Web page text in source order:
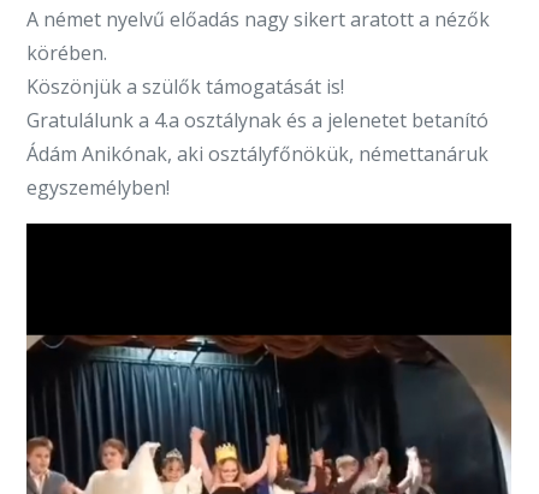
A német nyelvű előadás nagy sikert aratott a nézők
körében.
Köszönjük a szülők támogatását is!
Gratulálunk a 4.a osztálynak és a jelenetet betanító
Ádám Anikónak, aki osztályfőnökük, némettanáruk
egyszemélyben!